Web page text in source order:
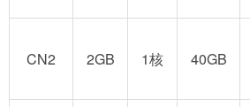
CN2 2GB 1核 40GB